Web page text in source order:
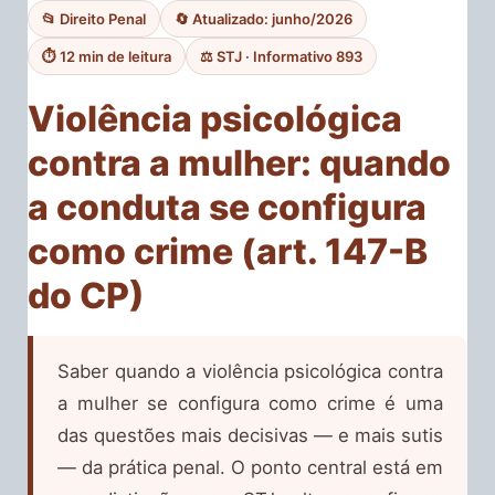
📂 Direito Penal 🔄 Atualizado: junho/2026
⏱ 12 min de leitura ⚖️ STJ · Informativo 893
Violência psicológica
contra a mulher: quando
a conduta se configura
como crime (art. 147-B
do CP)
Saber quando a violência psicológica contra
a mulher se configura como crime é uma
das questões mais decisivas — e mais sutis
— da prática penal. O ponto central está em